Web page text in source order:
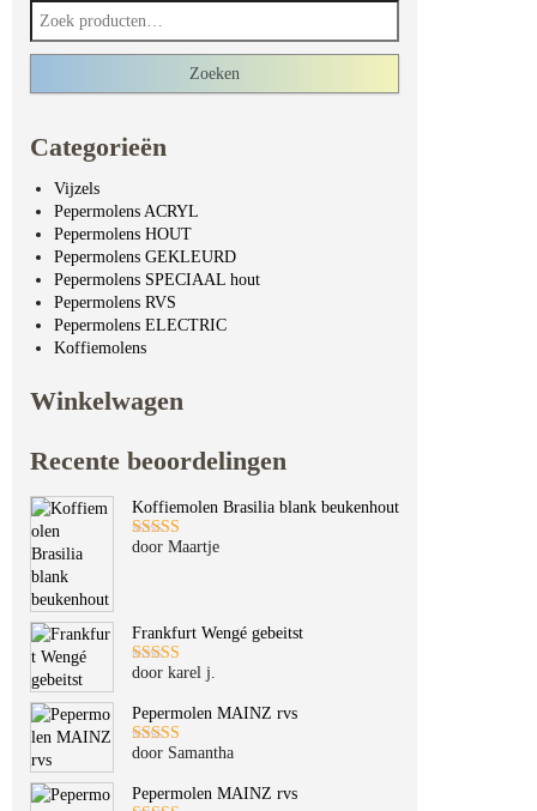
Zoeken naar:
Zoeken
Categorieën
Vijzels
Pepermolens ACRYL
Pepermolens HOUT
Pepermolens GEKLEURD
Pepermolens SPECIAAL hout
Pepermolens RVS
Pepermolens ELECTRIC
Koffiemolens
Winkelwagen
Recente beoordelingen
Koffiemolen Brasilia blank beukenhout
Gewaardeerd
door Maartje
Frankfurt Wengé gebeitst
Gewaardeerd
door karel j.
Pepermolen MAINZ rvs
Gewaardeerd
door Samantha
Pepermolen MAINZ rvs